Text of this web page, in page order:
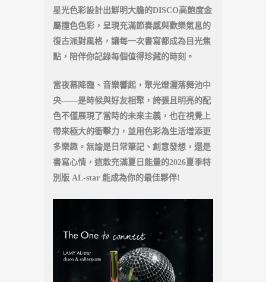
星光色彩設計出鮮明大膽的DISCO高飽度金
屬撞色色彩，呈現充滿節奏感與歡樂氣息的
復古派對風格，讓每一次書寫都成為目光焦
點，陪伴你記錄每個值得珍藏的時刻。
當夜幕降臨、音樂響起，聚光燈灑落舞池中
央——是時候與好友相聚，誇張且明亮的配
色不僅展現了當時的未來主義，也在視覺上
帶來極大的衝擊力，並用色彩為生活增添更
多樂趣。無論是日常筆記、創意發想，還是
書寫心情，這款充滿夏日能量的2026夏季特
別版 AL-star 能成為你的最佳夥伴!